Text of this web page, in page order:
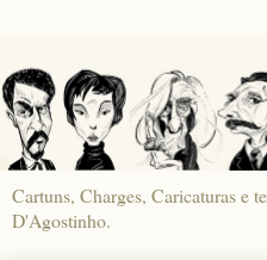
Cartuns, Charges, Caricaturas e
D'Agostinho.